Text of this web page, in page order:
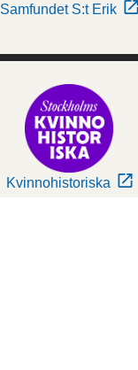
Samfundet S:t Erik
Kvinnohistoriska